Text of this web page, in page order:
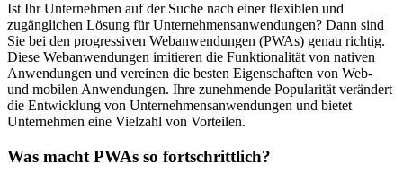
Ist Ihr Unternehmen auf der Suche nach einer flexiblen und
zugänglichen Lösung für Unternehmensanwendungen? Dann sind
Sie bei den progressiven Webanwendungen (PWAs) genau richtig.
Diese Webanwendungen imitieren die Funktionalität von nativen
Anwendungen und vereinen die besten Eigenschaften von Web-
und mobilen Anwendungen. Ihre zunehmende Popularität verändert
die Entwicklung von Unternehmensanwendungen und bietet
Unternehmen eine Vielzahl von Vorteilen.
Was macht PWAs so fortschrittlich?